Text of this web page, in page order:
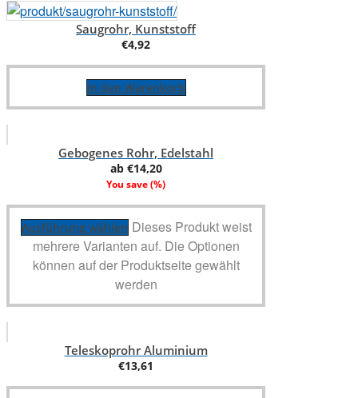
Saugrohr, Kunststoff
€4,92
In den Warenkorb
Gebogenes Rohr, Edelstahl
ab €14,20
You save (%)
Ausführung wählen Dieses Produkt weist
mehrere Varianten auf. Die Optionen
können auf der Produktseite gewählt
werden
Teleskoprohr Aluminium
€13,61